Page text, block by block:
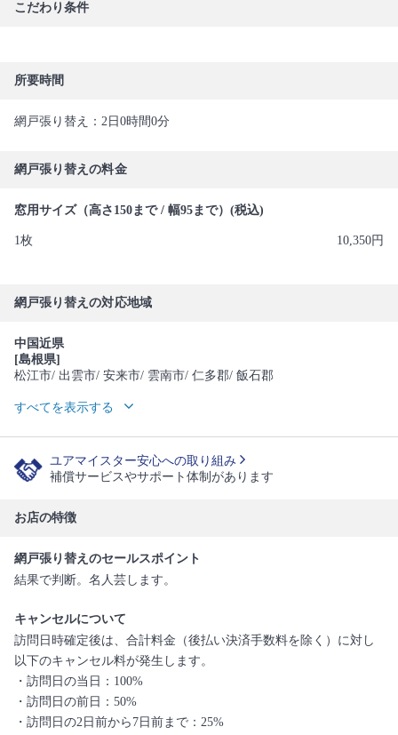
こだわり条件
所要時間
網戸張り替え：2日0時間0分
網戸張り替えの料金
窓用サイズ（高さ150まで / 幅95まで）(税込)
1枚 10,350円
網戸張り替えの対応地域
中国近県
[島根県]
松江市/ 出雲市/ 安来市/ 雲南市/ 仁多郡/ 飯石郡
すべてを表示する
ユアマイスター安心への取り組み
補償サービスやサポート体制があります
お店の特徴
網戸張り替えのセールスポイント
結果で判断。名人芸します。
キャンセルについて
訪問日時確定後は、合計料金（後払い決済手数料を除く）に対し
以下のキャンセル料が発生します。
・訪問日の当日：100%
・訪問日の前日：50%
・訪問日の2日前から7日前まで：25%